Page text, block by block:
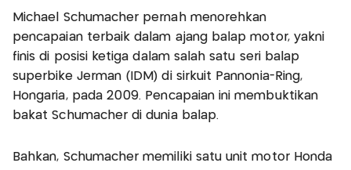
Michael Schumacher pernah menorehkan
pencapaian terbaik dalam ajang balap motor, yakni
finis di posisi ketiga dalam salah satu seri balap
superbike Jerman (IDM) di sirkuit Pannonia-Ring,
Hongaria, pada 2009. Pencapaian ini membuktikan
bakat Schumacher di dunia balap.
Bahkan, Schumacher memiliki satu unit motor Honda